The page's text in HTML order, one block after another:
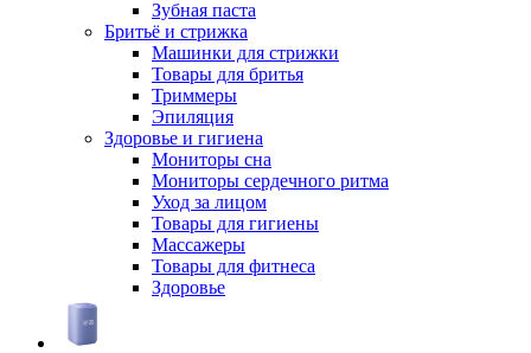
Зубная паста
Бритьё и стрижка
Машинки для стрижки
Товары для бритья
Триммеры
Эпиляция
Здоровье и гигиена
Мониторы сна
Мониторы сердечного ритма
Уход за лицом
Товары для гигиены
Массажеры
Товары для фитнеса
Здоровье